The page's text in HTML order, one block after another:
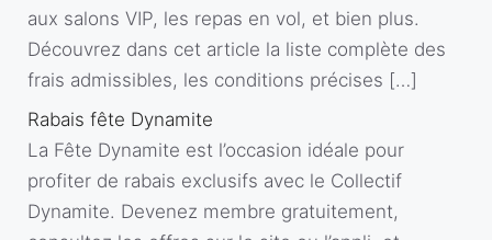
aux salons VIP, les repas en vol, et bien plus.
Découvrez dans cet article la liste complète des
frais admissibles, les conditions précises […]
Rabais fête Dynamite
La Fête Dynamite est l’occasion idéale pour
profiter de rabais exclusifs avec le Collectif
Dynamite. Devenez membre gratuitement,